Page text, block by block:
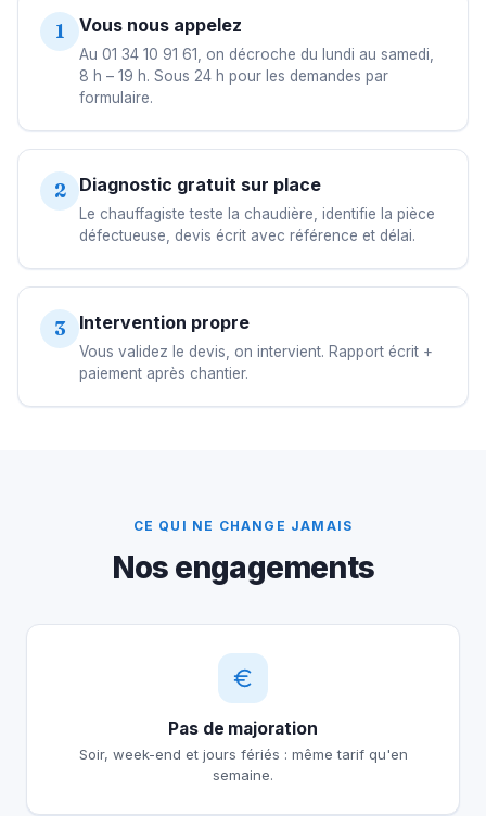
1 Vous nous appelez
Au 01 34 10 91 61, on décroche du lundi au samedi,
8 h – 19 h. Sous 24 h pour les demandes par
formulaire.
2 Diagnostic gratuit sur place
Le chauffagiste teste la chaudière, identifie la pièce
défectueuse, devis écrit avec référence et délai.
3 Intervention propre
Vous validez le devis, on intervient. Rapport écrit +
paiement après chantier.
CE QUI NE CHANGE JAMAIS
Nos engagements
Pas de majoration
Soir, week-end et jours fériés : même tarif qu'en
semaine.